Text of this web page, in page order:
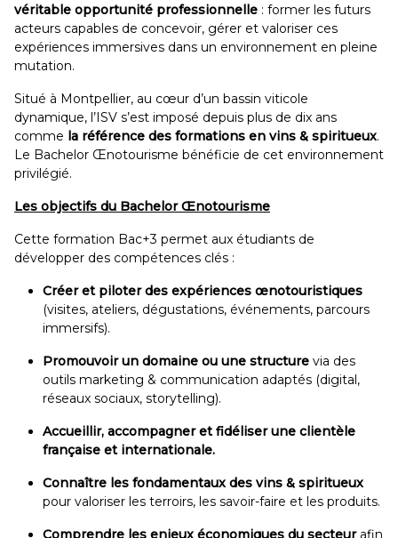
véritable opportunité professionnelle : former les futurs
acteurs capables de concevoir, gérer et valoriser ces
expériences immersives dans un environnement en pleine
mutation.
Situé à Montpellier, au cœur d’un bassin viticole
dynamique, l’ISV s’est imposé depuis plus de dix ans
comme la référence des formations en vins & spiritueux.
Le Bachelor Œnotourisme bénéficie de cet environnement
privilégié.
Les objectifs du Bachelor Œnotourisme
Cette formation Bac+3 permet aux étudiants de
développer des compétences clés :
Créer et piloter des expériences œnotouristiques
(visites, ateliers, dégustations, événements, parcours
immersifs).
Promouvoir un domaine ou une structure via des
outils marketing & communication adaptés (digital,
réseaux sociaux, storytelling).
Accueillir, accompagner et fidéliser une clientèle
française et internationale.
Connaître les fondamentaux des vins & spiritueux
pour valoriser les terroirs, les savoir-faire et les produits.
Comprendre les enjeux économiques du secteurafin